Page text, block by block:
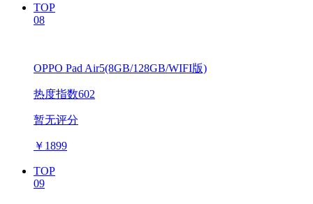
TOP
08
OPPO Pad Air5(8GB/128GB/WIFI版)
热度指数602
暂无评分
￥ 1899
TOP
09